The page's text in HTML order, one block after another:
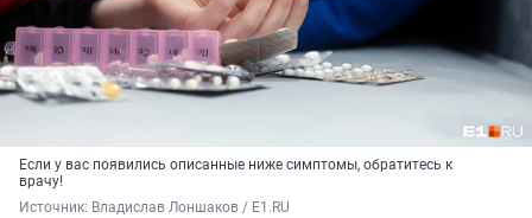
Если у вас появились описанные ниже симптомы, обратитесь к
врачу!
Источник: Владислав Лоншаков / E1.RU